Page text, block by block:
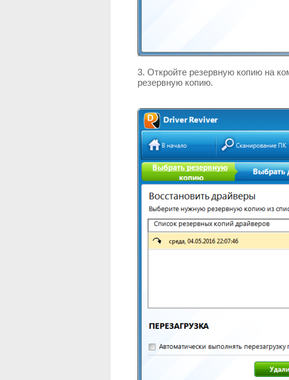
3. Откройте резервную копию на
резервную копию.